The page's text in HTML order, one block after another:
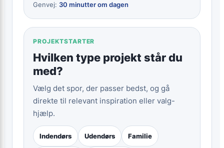
Genvej: 30 minutter om dagen
PROJEKTSTARTER
Hvilken type projekt står du
med?
Vælg det spor, der passer bedst, og gå
direkte til relevant inspiration eller valg-
hjælp.
Indendørs Udendørs Familie